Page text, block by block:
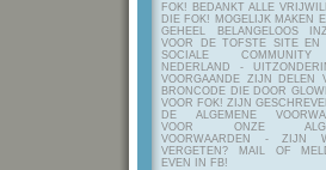
FOK! BEDANKT ALLE
DIE FOK! MOGELIJK MAKEN
GEHEEL BELANGELOOS
VOOR DE TOFSTE SITE EN
SOCIALE
NEDERLAND -
VOORGAANDE ZIJN DELEN
BRONCODE DIE DOOR
VOOR FOK! ZIJN
DE ALGEMENE
VOOR ONZE
VOORWAARDEN - ZIJN
VERGETEN? MAIL OF
EVEN IN FB!